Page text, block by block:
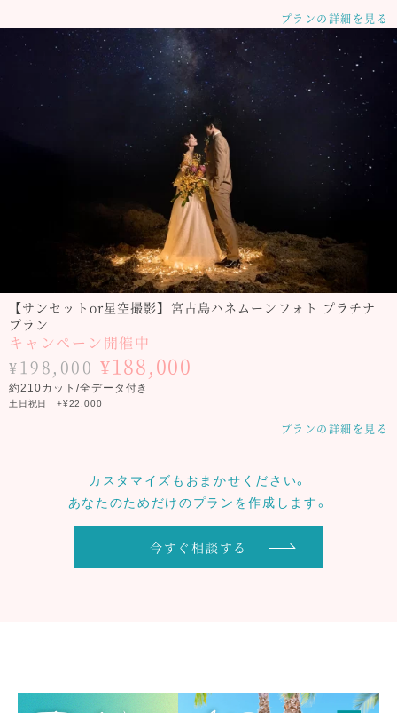
プランの詳細を見る
【サンセットor星空撮影】宮古島ハネムーンフォト プラチナ
プラン
キャンペーン開催中
¥198,000 ¥188,000
約210カット/全データ付き
土日祝日 +¥22,000
プランの詳細を見る
カスタマイズもおまかせください。
あなたのためだけのプランを作成します。
今すぐ相談する